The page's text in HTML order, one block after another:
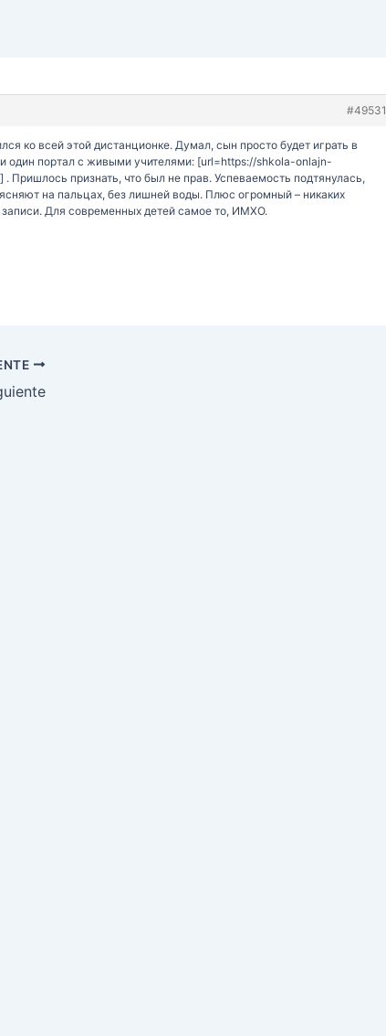
#49531
ко всей этой дистанционке. Думал, сын просто будет играть в
один портал с живыми учителями: [url=https://shkola-onlajn-
Пришлось признать, что был не прав. Успеваемость подтянулась,
на пальцах, без лишней воды. Плюс огромный – никаких
Для современных детей самое то, ИМХО.